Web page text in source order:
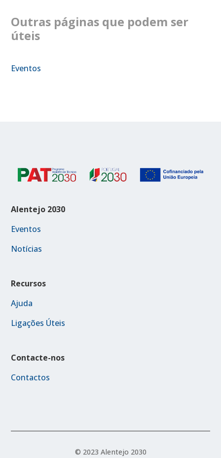
Outras páginas que podem ser
úteis
Eventos
Alentejo 2030
Eventos
Notícias
Recursos
Ajuda
Ligações Úteis
Contacte-nos
Contactos
© 2023 Alentejo 2030